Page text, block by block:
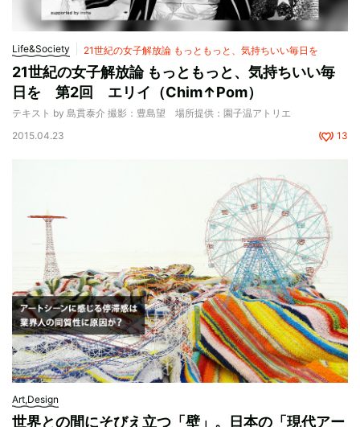
Life&Society 21世紀の女子解放論 もっともっと、気持ちいい毎日を
21世紀の女子解放論 もっともっと、気持ちいい毎
日を 第2回 エリイ（Chim↑Pom）
テキスト by 島貫泰介 撮影：豊島望 場所提供：園子温アトリエ
2015.04.23
13
Art,Design
世界との間にそびえ立つ「壁」。日本の「現代アー